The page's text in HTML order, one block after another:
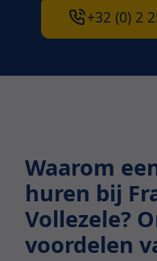
+32 (0) 2
Waarom
huren bij
Vollezele?
voordelen